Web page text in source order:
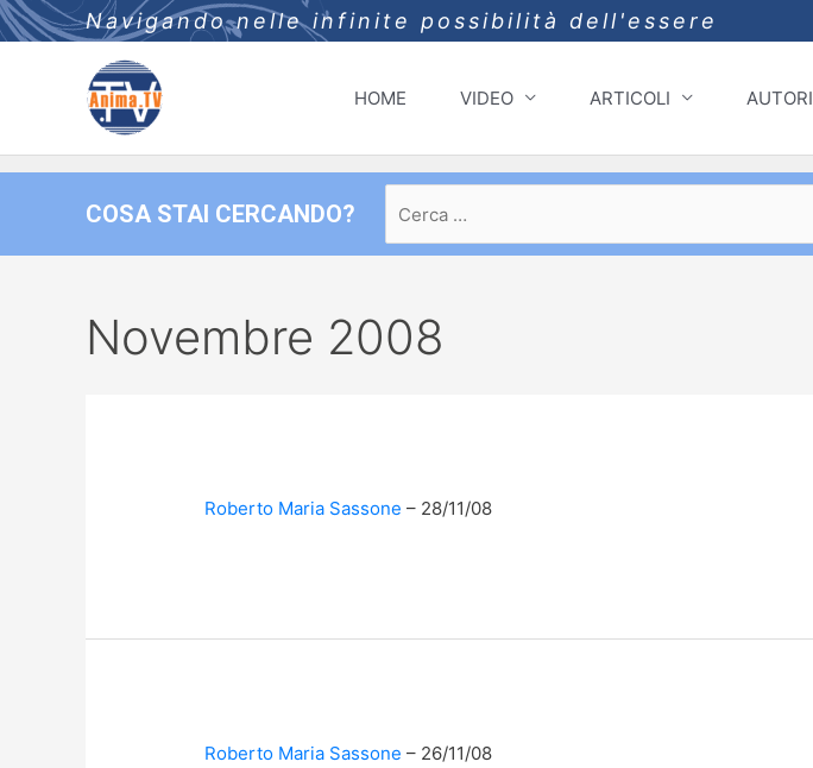
Navigando nelle infinite possibilità dell'essere
HOME VIDEO ARTICOLI AUTORI
COSA STAI CERCANDO?
per:
Novembre 2008
Roberto Maria Sassone 28/11/08
Roberto Maria Sassone 26/11/08